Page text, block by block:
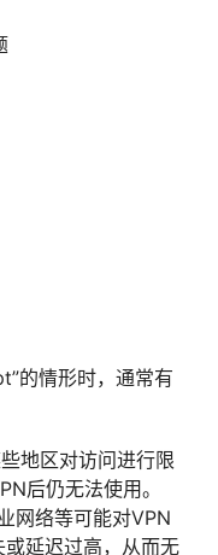
的情形时，通常有
地区对访问进行限
后仍无法使用。
网络等可能对VPN
延迟过高，从而无